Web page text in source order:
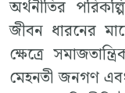
অর্থনীতির
জীবন ধারনের
ক্ষেত্রে
মেহনতী জনগণ এবং